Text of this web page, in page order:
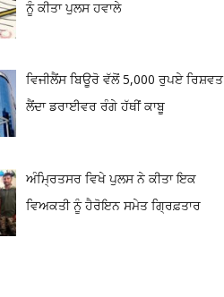
ਨੂੰ ਕੀਤਾ ਪੁਲਸ ਹਵਾਲੇ
ਵਿਜੀਲੈਂਸ ਬਿਊਰੋ ਵੱਲੋਂ 5,000 ਰੁਪਏ ਰਿਸ਼ਵਤ
ਲੈਂਦਾ ਡਰਾਈਵਰ ਰੰਗੇ ਹੱਥੀਂ ਕਾਬੂ
ਅੰਮ੍ਰਿਤਸਰ ਵਿਖੇ ਪੁਲਸ ਨੇ ਕੀਤਾ ਇਕ
ਵਿਅਕਤੀ ਨੂੰ ਹੈਰੋਇਨ ਸਮੇਤ ਗ੍ਰਿਫ਼ਤਾਰ